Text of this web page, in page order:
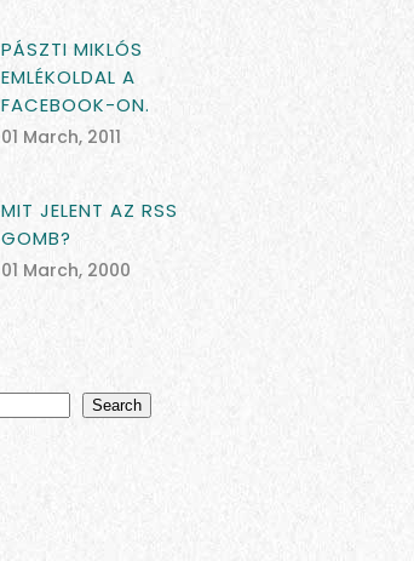
PÁSZTI MIKLÓS
EMLÉKOLDAL A
FACEBOOK-ON.
01 March, 2011
MIT JELENT AZ RSS
GOMB?
01 March, 2000
Search